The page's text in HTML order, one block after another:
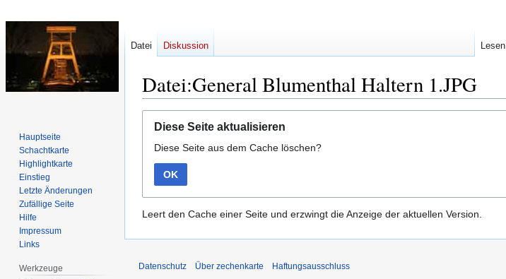
Datei:General Blumenthal Haltern 1.JPG
Navigation
springen
Suche
springen
Diese Seite aktualisieren
Diese Seite aus dem Cache löschen?
OK
Leert den Cache einer Seite und erzwingt die Anzeige der aktuellen Version.
Datei Diskussion Lesen
Hauptseite
Schachtkarte
Highlightkarte
Einstieg
Letzte Änderungen
Zufällige Seite
Hilfe
Impressum
Links
Werkzeuge
Datenschutz Über zechenkarte Haftungsausschluss